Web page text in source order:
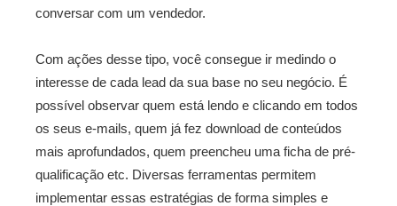
conversar com um vendedor.
Com ações desse tipo, você consegue ir medindo o
interesse de cada lead da sua base no seu negócio. É
possível observar quem está lendo e clicando em todos
os seus e-mails, quem já fez download de conteúdos
mais aprofundados, quem preencheu uma ficha de pré-
qualificação etc. Diversas ferramentas permitem
implementar essas estratégias de forma simples e